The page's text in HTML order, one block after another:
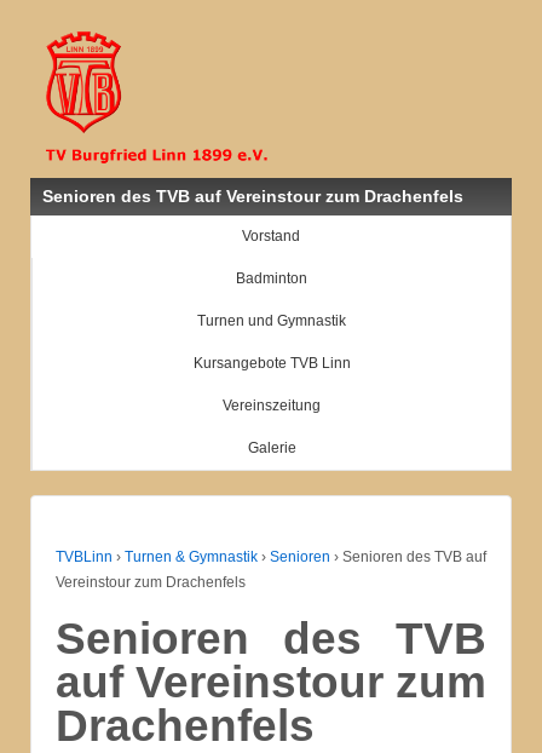
Senioren des TVB auf Vereinstour zum Drachenfels
Vorstand
Badminton
Turnen und Gymnastik
Kursangebote TVB Linn
Vereinszeitung
Galerie
TVBLinn › Turnen & Gymnastik › Senioren › Senioren des TVB auf
Vereinstour zum Drachenfels
Senioren des TVB
auf Vereinstour zum
Drachenfels